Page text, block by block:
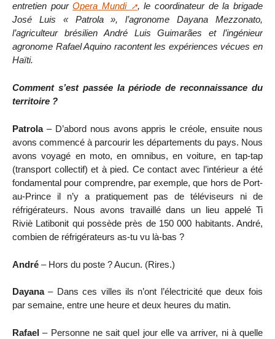
entretien pourOpera Mundi
, le coordinateur de la brigade
José Luis « Patrola », l’agronome Dayana Mezzonato,
l’agriculteur brésilien André Luis Guimarães et l’ingénieur
agronome Rafael Aquino racontent les expériences vécues en
Haïti.
Comment s’est passée la période de reconnaissance du
territoire ?
Patrola– D’abord nous avons appris le créole, ensuite nous
avons commencé à parcourir les départements du pays. Nous
avons voyagé en moto, en omnibus, en voiture, en tap-tap
(transport collectif) et à pied. Ce contact avec l’intérieur a été
fondamental pour comprendre, par exemple, que hors de Port-
au-Prince il n’y a pratiquement pas de téléviseurs ni de
réfrigérateurs. Nous avons travaillé dans un lieu appelé Ti
Riviè Latibonit qui possède près de 150 000 habitants. André,
combien de réfrigérateurs as-tu vu là-bas ?
André – Hors du poste ? Aucun. (Rires.)
Dayana– Dans ces villes ils n’ont l’électricité que deux fois
par semaine, entre une heure et deux heures du matin.
Rafael – Personne ne sait quel jour elle va arriver, ni à quelle